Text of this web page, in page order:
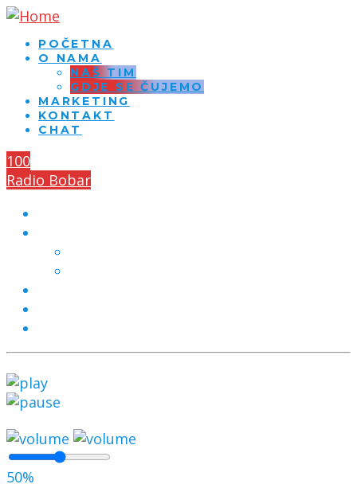
POČETNA
O NAMA
NAŠ TIM
GDJE SE ČUJEMO
MARKETING
KONTAKT
CHAT
100
Radio Bobar
50%